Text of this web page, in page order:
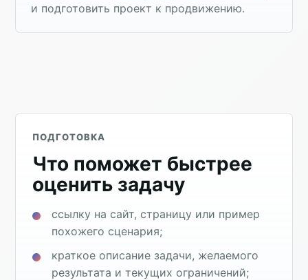
и подготовить проект к продвижению.
ПОДГОТОВКА
Что поможет быстрее
оценить задачу
ссылку на сайт, страницу или пример
похожего сценария;
краткое описание задачи, желаемого
результата и текущих ограничений;